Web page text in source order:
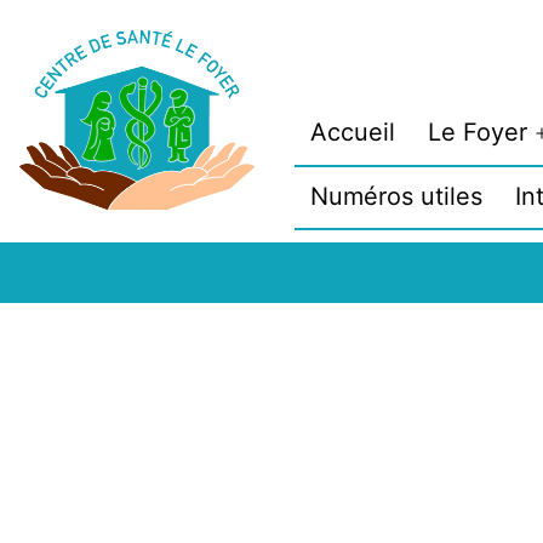
contenu
Accueil Le Foyer
Numéros utiles